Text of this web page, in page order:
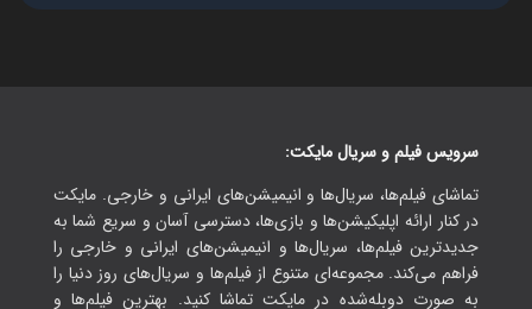
سرویس فیلم و سریال مایکت:
تماشای فیلم‌ها، سریال‌ها و انیمیشن‌های ایرانی و خارجی. مایکت
در کنار ارائه اپلیکیشن‌ها و بازی‌ها، دسترسی آسان و سریع شما به
جدیدترین فیلم‌ها، سریال‌ها و انیمیشن‌های ایرانی و خارجی را
فراهم می‌کند. مجموعه‌ای متنوع از فیلم‌ها و سریال‌های روز دنیا را
به صورت دوبله‌شده در مایکت تماشا کنید. بهترین فیلم‌ها و